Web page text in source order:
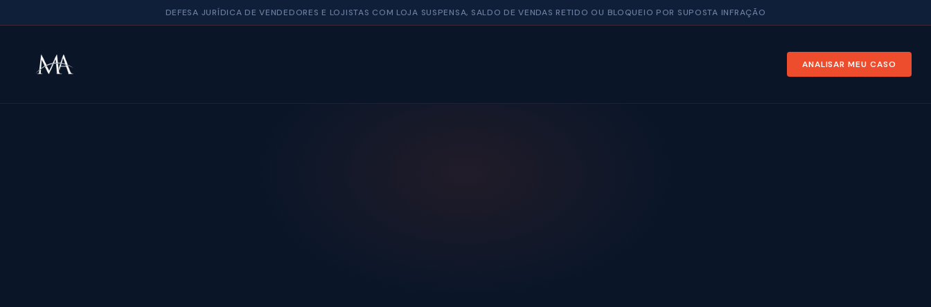
DEFESA JURÍDICA DE VENDEDORES E LOJISTAS COM LOJA SUSPENSA, SALDO DE VENDAS RETIDO OU BLOQUEIO POR SUPOSTA INFRAÇÃO
ANALISAR MEU CASO